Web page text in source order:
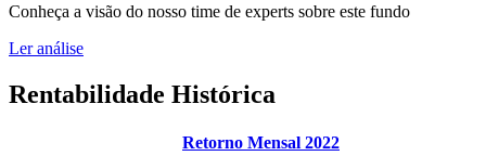
Conheça a visão do nosso time de experts sobre este fundo
Ler análise
Rentabilidade Histórica
Retorno Mensal 2022